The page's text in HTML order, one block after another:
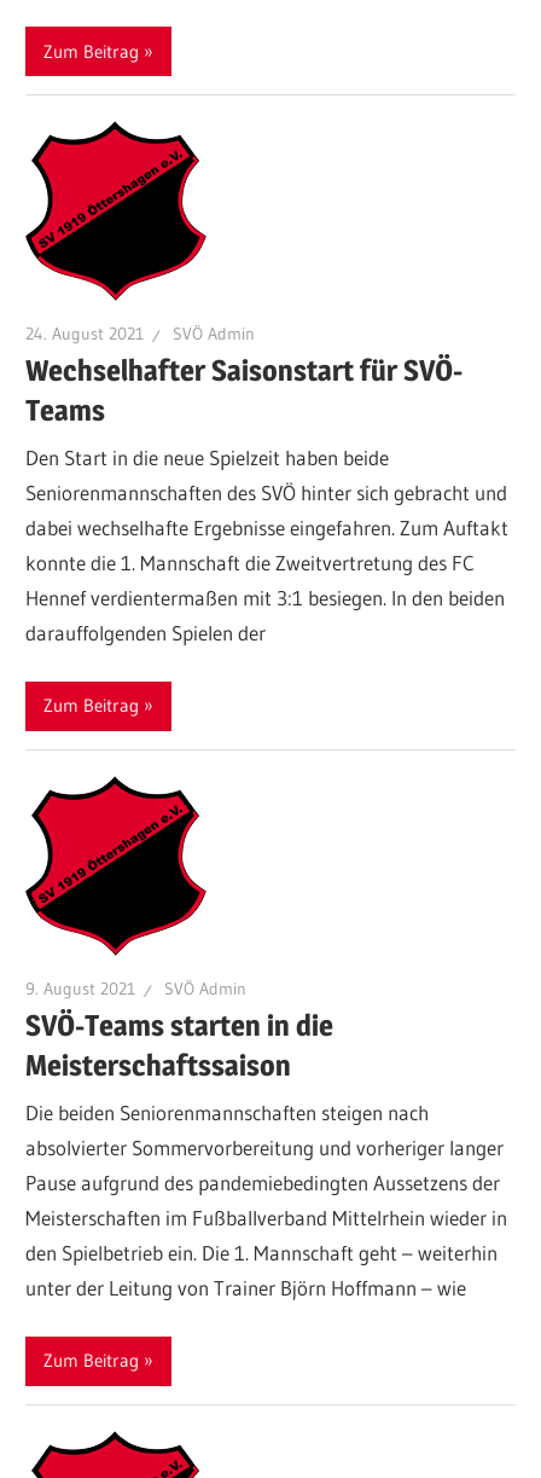
Zum Beitrag
24. August 2021 SVÖ Admin
Wechselhafter Saisonstart für SVÖ-
Teams
Den Start in die neue Spielzeit haben beide
Seniorenmannschaften des SVÖ hinter sich gebracht und
dabei wechselhafte Ergebnisse eingefahren. Zum Auftakt
konnte die 1. Mannschaft die Zweitvertretung des FC
Hennef verdientermaßen mit 3:1 besiegen. In den beiden
darauffolgenden Spielen der
Zum Beitrag
9. August 2021 SVÖ Admin
SVÖ-Teams starten in die
Meisterschaftssaison
Die beiden Seniorenmannschaften steigen nach
absolvierter Sommervorbereitung und vorheriger langer
Pause aufgrund des pandemiebedingten Aussetzens der
Meisterschaften im Fußballverband Mittelrhein wieder in
den Spielbetrieb ein. Die 1. Mannschaft geht – weiterhin
unter der Leitung von Trainer Björn Hoffmann – wie
Zum Beitrag